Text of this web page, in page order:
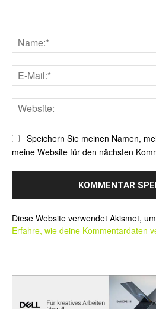
Speichern Sie meinen Namen,
meine Website für den nächsten
Diese Website verwendet Akismet,
Erfahre, wie deine Kommentardaten